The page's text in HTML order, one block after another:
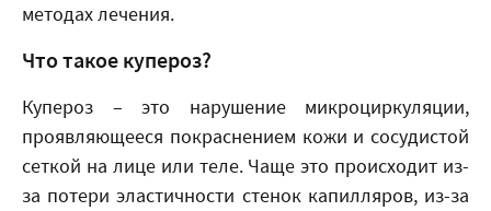
методах лечения.
Что такое купероз?
Купероз – это нарушение микроциркуляции,
проявляющееся покраснением кожи и сосудистой
сеткой на лице или теле. Чаще это происходит из-
за потери эластичности стенок капилляров, из-за